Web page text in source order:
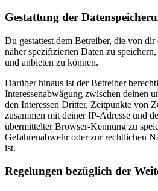
Gestattung der
Du gestattest dem Betreiber, die von dir
näher spezifizierten Daten zu
und anbieten zu können.
Darüber hinaus ist der Betreiber
Interessenabwägung zwischen deinen
den Interessen Dritter, Zeitpunkte von
zusammen mit deiner IP-Adresse und
übermittelter Browser-Kennung zu
Gefahrenabwehr oder zur rechtlichen
ist.
Regelungen bezüglich der